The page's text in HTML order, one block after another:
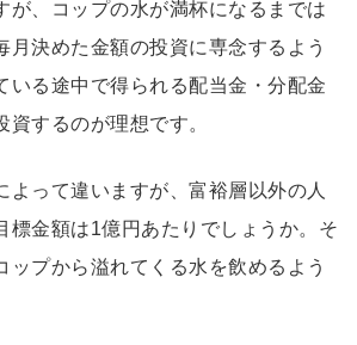
が、コップの水が満杯になるまでは
月決めた金額の投資に専念するよう
いる途中で得られる配当金・分配金
資するのが理想です。
よって違いますが、富裕層以外の人
標金額は1億円あたりでしょうか。そ
ップから溢れてくる水を飲めるよう